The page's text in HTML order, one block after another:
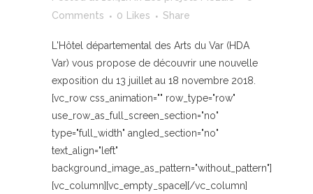
Comments
0 Likes Share
L'Hôtel départemental des Arts du Var (HDA
Var) vous propose de découvrir une nouvelle
exposition du 13 juillet au 18 novembre 2018.
[vc_row css_animation="" row_type="row"
use_row_as_full_screen_section="no"
type="full_width" angled_section="no"
text_align="left"
background_image_as_pattern="without_pattern"]
[vc_column][vc_empty_space][/vc_column]